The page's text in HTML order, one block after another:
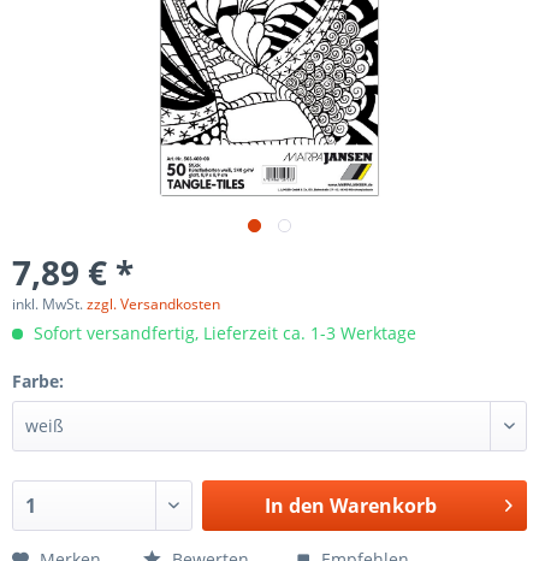
7,89 € *
inkl. MwSt.zzgl. Versandkosten
Sofort versandfertig, Lieferzeit ca. 1-3 Werktage
Farbe:
In den Warenkorb